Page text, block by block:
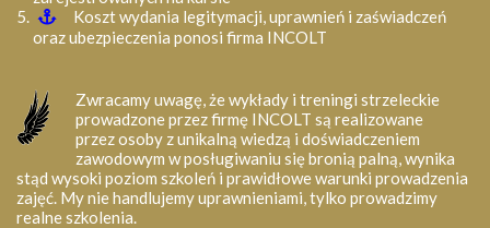
Koszt wydania legitymacji, uprawnień i zaświadczeń
oraz ubezpieczenia ponosi firma INCOLT
Zwracamy uwagę, że wykłady i treningi strzeleckie
prowadzone przez firmę INCOLT są realizowane
przez osoby z unikalną wiedzą i doświadczeniem
zawodowym w posługiwaniu się bronią palną, wynika
stąd wysoki poziom szkoleń i prawidłowe warunki prowadzenia
zajęć. My nie handlujemy uprawnieniami, tylko prowadzimy
realne szkolenia.